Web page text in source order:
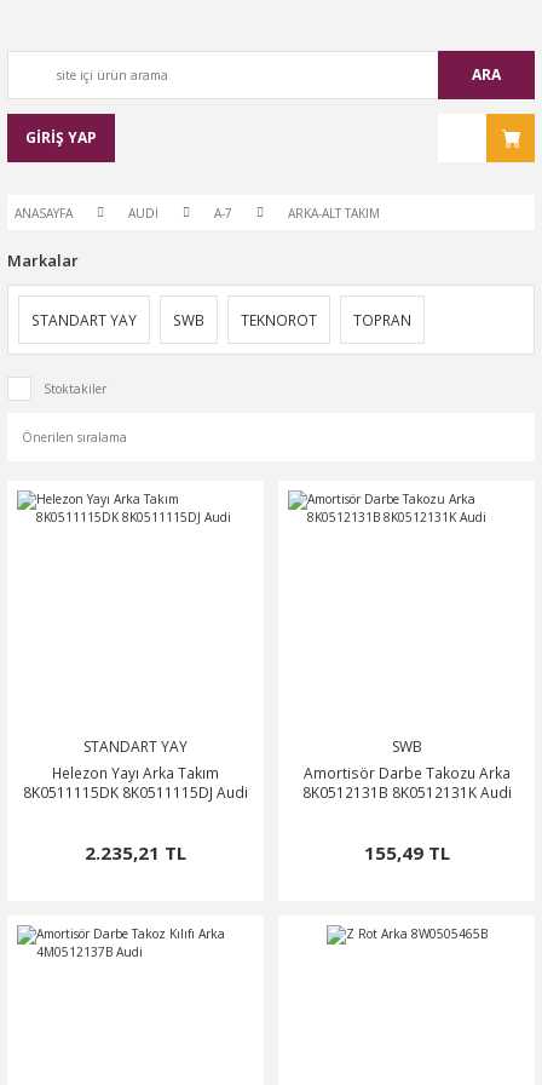
ARA
GİRİŞ YAP
ANASAYFA AUDİ A-7 ARKA-ALT TAKIM
Markalar
STANDART YAY SWB TEKNOROT TOPRAN
Stoktakiler
STANDART YAY
Helezon Yayı Arka Takım
8K0511115DK 8K0511115DJ Audi
2.235,21 TL
SWB
Amortisör Darbe Takozu Arka
8K0512131B 8K0512131K Audi
155,49 TL